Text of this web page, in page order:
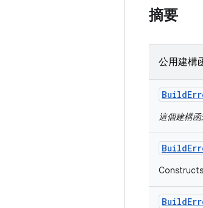
摘要
公用建構
Build
這個建構
Build
Build